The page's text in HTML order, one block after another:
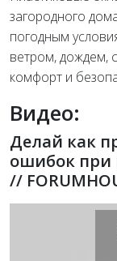
загородного
погодным
ветром, дождем,
комфорт и
Видео:
Делай как
ошибок при
//